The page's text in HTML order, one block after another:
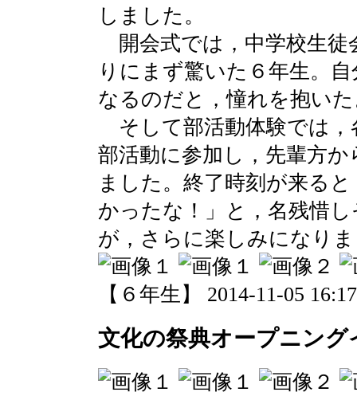
しました。
開会式では，中学校生徒
りにまず驚いた６年生。
なるのだと，憧れを抱い
そして部活動体験では，
部活動に参加し，先輩方
ました。終了時刻が来る
かったな！」と，名残惜
が，さらに楽しみになり
【６年生】 2014-11-05
文化の祭典オープニング